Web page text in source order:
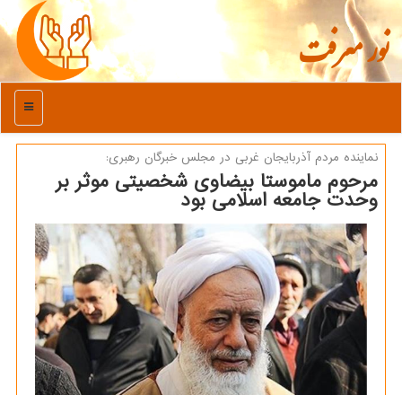
نور معرفت
منو
نماینده مردم آذربایجان غربی در مجلس خبرگان رهبری:
مرحوم ماموستا بیضاوی شخصیتی موثر بر
وحدت جامعه اسلامی بود